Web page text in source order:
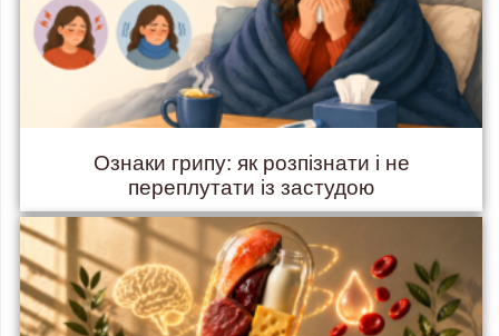
Ознаки грипу: як розпізнати і не
переплутати із застудою